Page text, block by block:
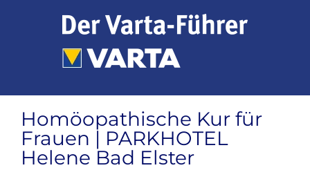
Homöopathische Kur für
Frauen | PARKHOTEL
Helene Bad Elster